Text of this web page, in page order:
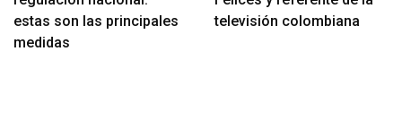
estas son las principales
medidas
televisión colombiana